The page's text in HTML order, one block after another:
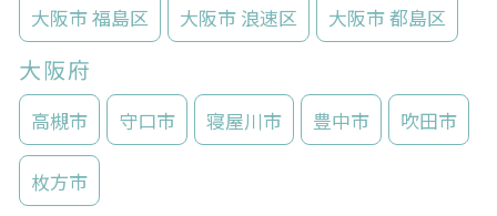
大阪市 福島区 大阪市 浪速区 大阪市 都島区
大阪府
高槻市 守口市 寝屋川市 豊中市 吹田市
枚方市